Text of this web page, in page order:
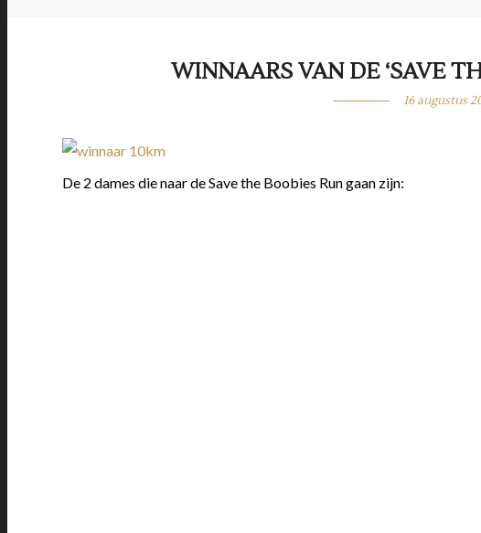
WINNAARS VAN DE ‘SAVE
16 augustus
De 2 dames die naar de Save the Boobies Run gaan zijn: